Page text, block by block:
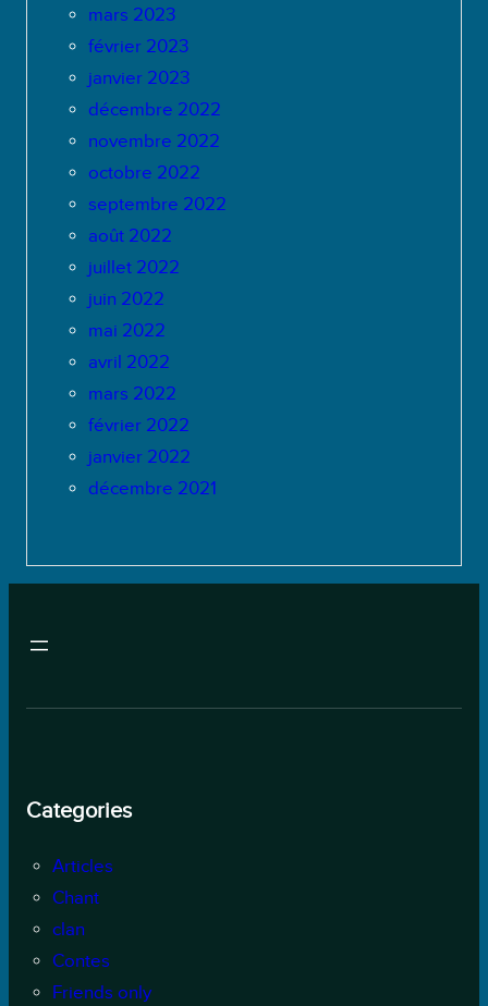
mars 2023
février 2023
janvier 2023
décembre 2022
novembre 2022
octobre 2022
septembre 2022
août 2022
juillet 2022
juin 2022
mai 2022
avril 2022
mars 2022
février 2022
janvier 2022
décembre 2021
Categories
Articles
Chant
clan
Contes
Friends only